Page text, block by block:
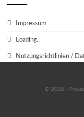
Impressum
Loading..
Nutzungsrichtlinien /
© 2026 -